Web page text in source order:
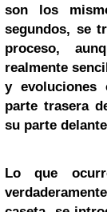
son los
segundos, se
proceso,
realmente
y evoluciones
parte trasera
su parte
Lo que